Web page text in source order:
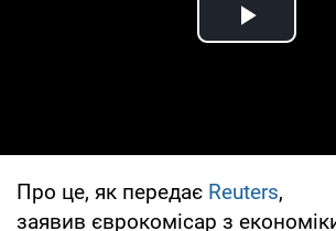
Play
Про це, як передає Reuters,
заявив єврокомісар з